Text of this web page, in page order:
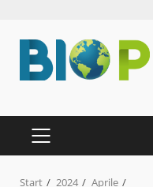
Inhalt
springen
PRIMÄRES
MENÜ
Start 2024
Aprile